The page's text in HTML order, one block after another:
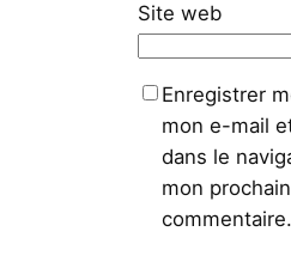
Site web
Enregistrer
mon e-mail
dans le
mon prochain
commentaire.